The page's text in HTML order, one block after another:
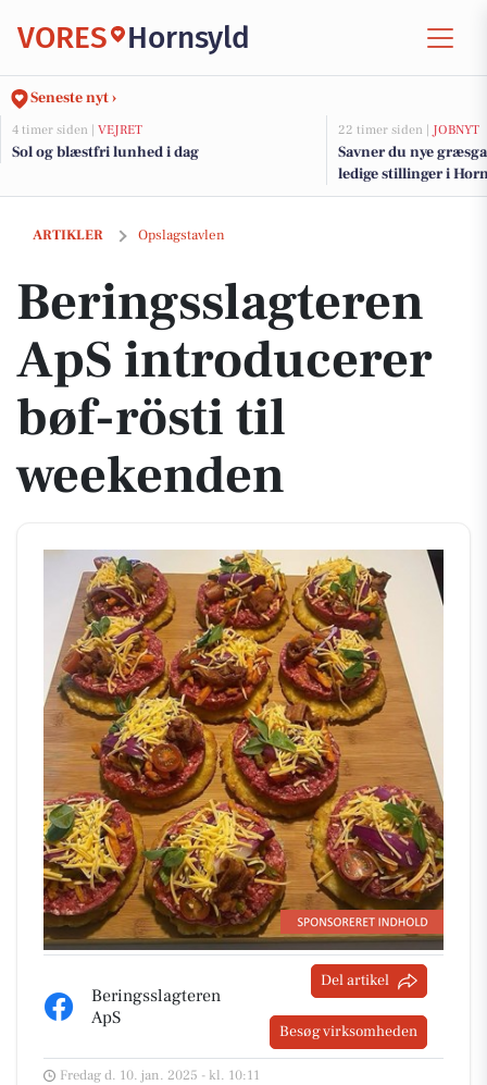
VORES Hornsyld
Seneste nyt ›
4 timer siden | VEJRET
Sol og blæstfri lunhed i dag
22 timer siden | JOBNYT
Savner du nye
ledige stillinger i
ARTIKLER Opslagstavlen
Beringsslagteren ApS introducerer bøf-rösti til weekenden
Beringsslagteren
ApS introducerer
bøf-rösti til
weekenden
Beringsslagteren
ApS
Del artikel
Besøg virksomheden
Fredag d. 10. jan. 2025 - kl. 10:11